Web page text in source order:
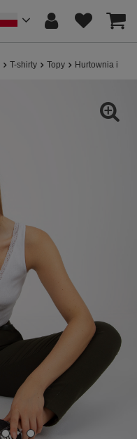
T-shirty Topy Hurtownia